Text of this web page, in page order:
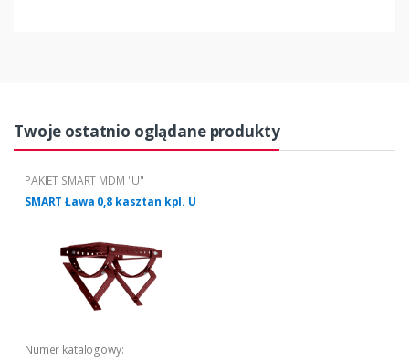
Twoje ostatnio oglądane produkty
PAKIET SMART MDM "U"
SMART Ława 0,8 kasztan kpl. U
Numer katalogowy: